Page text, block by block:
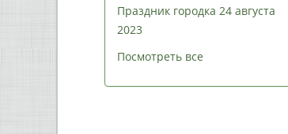
Праздник городка 24 августа
2023
Посмотреть все